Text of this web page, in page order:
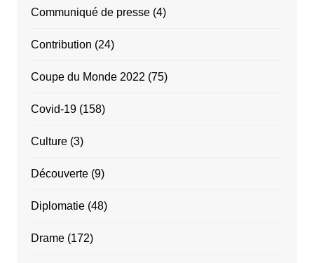
Communiqué de presse(4)
Contribution (24)
Coupe du Monde 2022 (75)
Covid-19(158)
Culture(3)
Découverte(9)
Diplomatie(48)
Drame(172)